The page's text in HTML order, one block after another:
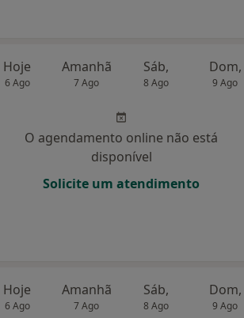
Hoje
6 Ago
Amanhã
7 Ago
Sáb,
8 Ago
Dom,
9 Ago
O agendamento online não está
disponível
Solicite um atendimento
Hoje
6 Ago
Amanhã
7 Ago
Sáb,
8 Ago
Dom,
9 Ago